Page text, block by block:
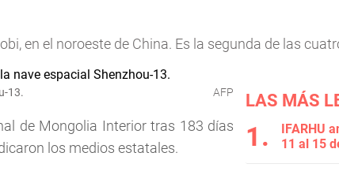
en el noroeste de China. Es la segunda de las
13. AFP
de Mongolia Interior tras 183 días
los medios estatales.
LAS MÁS
IFARHU
11 al 15